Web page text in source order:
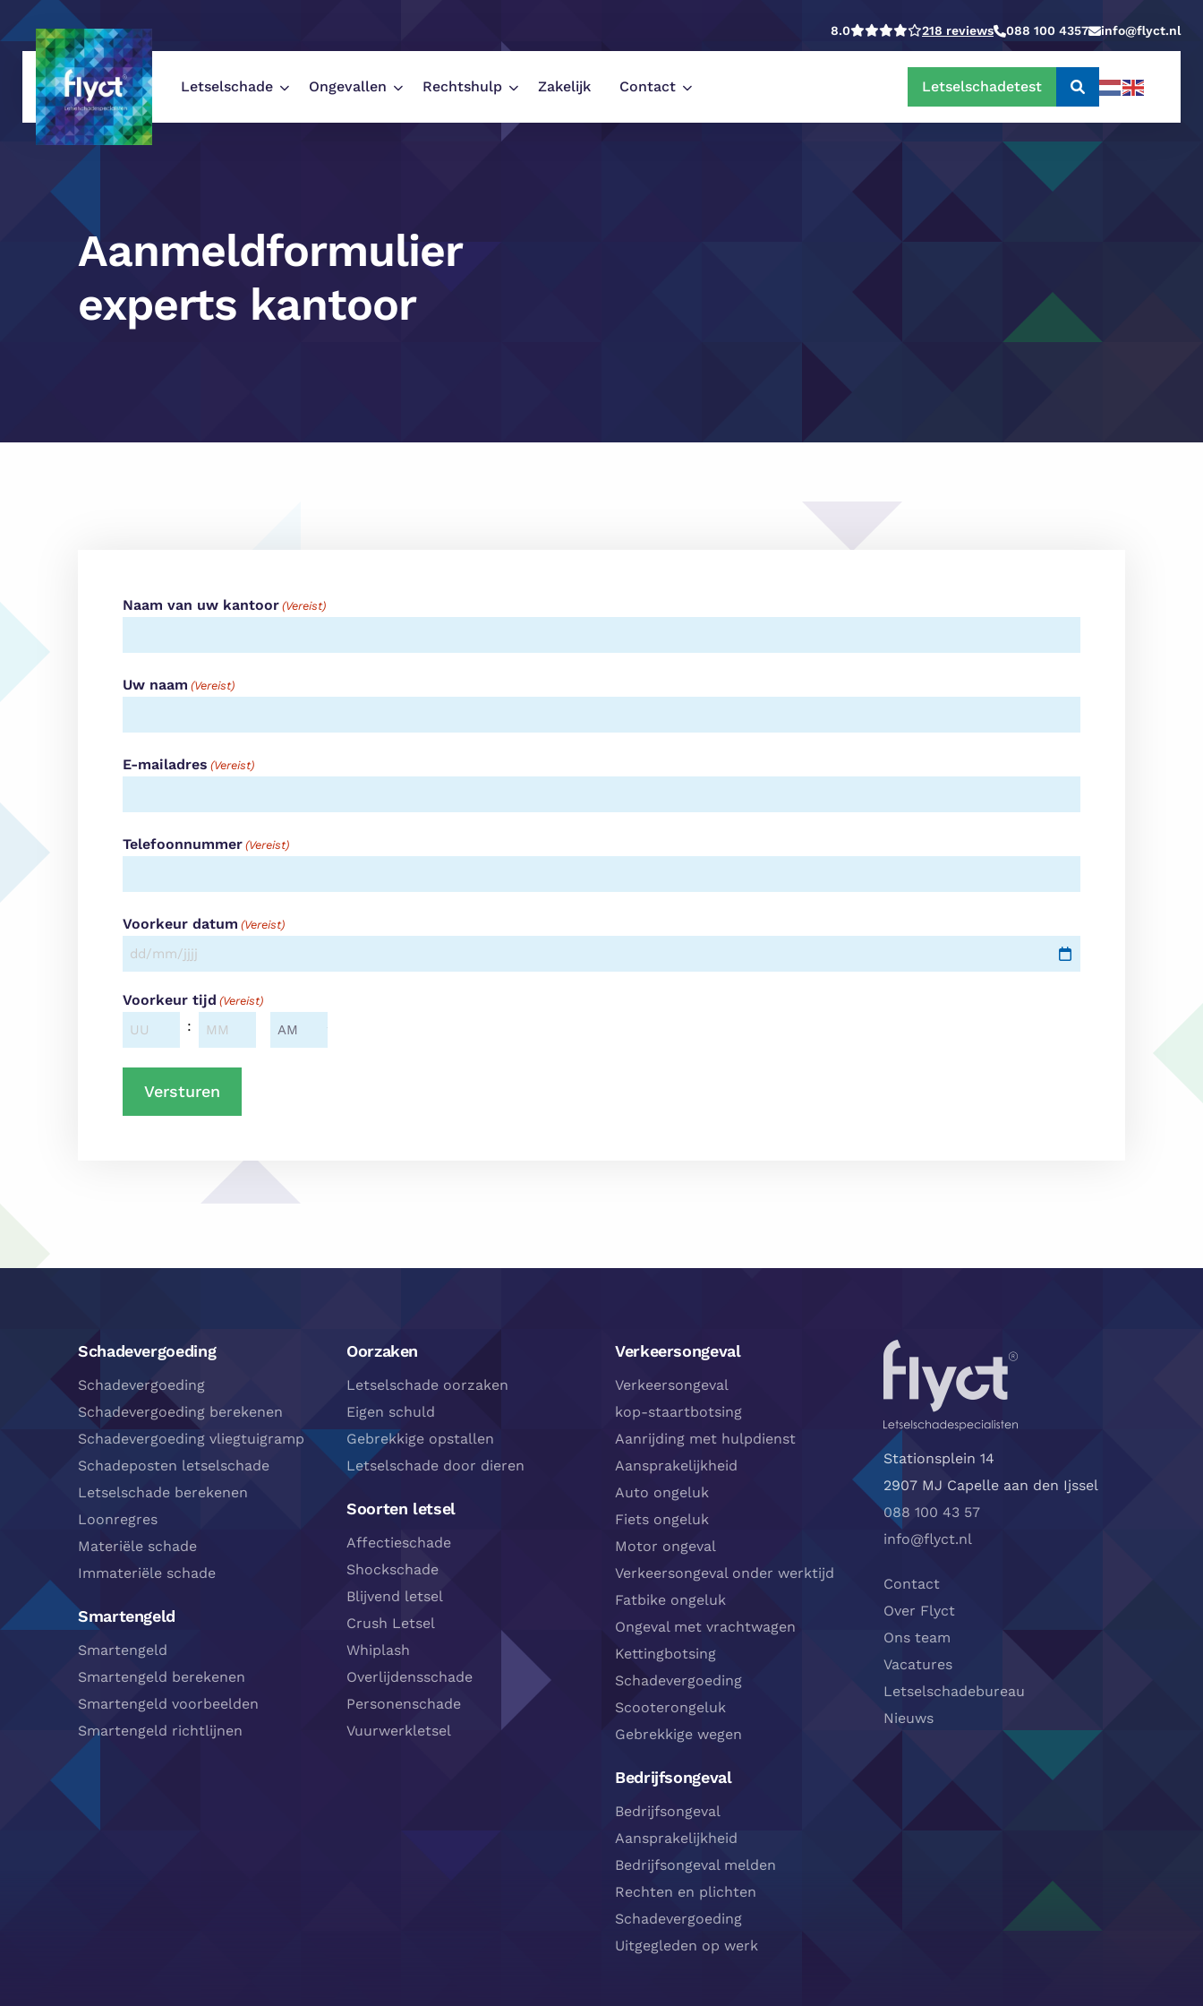
8.0 218 reviews 088 100 4357 info@flyct.nl
Letselschade Ongevallen Rechtshulp Zakelijk Contact Letselschadetest
Doorzoek
Aanmeldformulier
experts kantoor
Naam van uw kantoor (Vereist)
Uw naam (Vereist)
E-mailadres (Vereist)
Telefoonnummer (Vereist)
Voorkeur datum (Vereist)
DD
MM
slash
JJJJ
Voorkeur tijd (Vereist)
Uren
:
Minuten
AM/PM
Schadevergoeding
Schadevergoeding
Schadevergoeding berekenen
Schadevergoeding vliegtuigramp
Schadeposten letselschade
Letselschade berekenen
Loonregres
Materiële schade
Immateriële schade
Smartengeld
Smartengeld
Smartengeld berekenen
Smartengeld voorbeelden
Smartengeld richtlijnen
Oorzaken
Letselschade oorzaken
Eigen schuld
Gebrekkige opstallen
Letselschade door dieren
Soorten letsel
Affectieschade
Shockschade
Blijvend letsel
Crush Letsel
Whiplash
Overlijdensschade
Personenschade
Vuurwerkletsel
Verkeersongeval
Verkeersongeval
kop-staartbotsing
Aanrijding met hulpdienst
Aansprakelijkheid
Auto ongeluk
Fiets ongeluk
Motor ongeval
Verkeersongeval onder werktijd
Fatbike ongeluk
Ongeval met vrachtwagen
Kettingbotsing
Schadevergoeding
Scooterongeluk
Gebrekkige wegen
Bedrijfsongeval
Bedrijfsongeval
Aansprakelijkheid
Bedrijfsongeval melden
Rechten en plichten
Schadevergoeding
Uitgegleden op werk
Stationsplein 14
2907 MJ Capelle aan den Ijssel
088 100 43 57
info@flyct.nl
Contact
Over Flyct
Ons team
Vacatures
Letselschadebureau
Nieuws